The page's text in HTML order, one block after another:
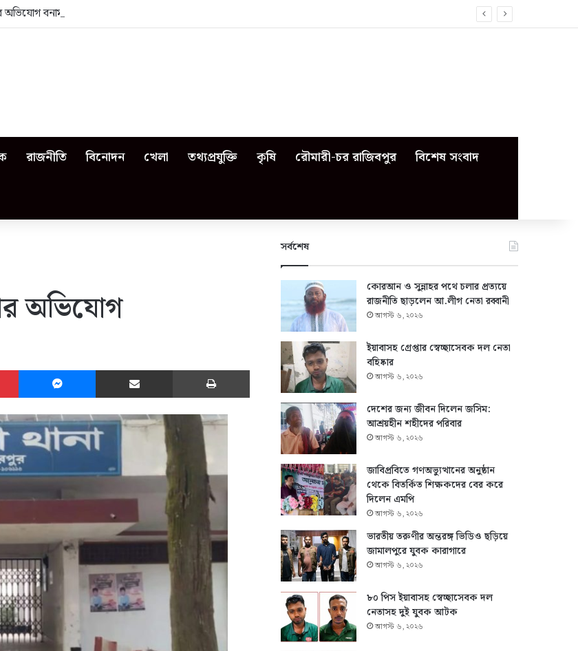
অভিযোগ বনাম ভেজাল দুধের জিডি
রাজনীতি বিনোদন খেলা তথ্যপ্রযুক্তি কৃষি রৌমারী-চর রাজিবপুর বিশেষ সংবাদ
অভিযোগ
Pinterest Messenger Share via Email Print
সর্বশেষ
কোরআন ও সুন্নাহর পথে চলার প্রত্যয়ে
রাজনীতি ছাড়লেন আ.লীগ নেতা রব্বানী
আগস্ট ৬, ২০২৬
ইয়াবাসহ গ্রেপ্তার স্বেচ্ছাসেবক দল নেতা
বহিষ্কার
আগস্ট ৬, ২০২৬
দেশের জন্য জীবন দিলেন জসিম:
আশ্রয়হীন শহীদের পরিবার
আগস্ট ৬, ২০২৬
জাবিপ্রবিতে গণঅভ্যুত্থানের অনুষ্ঠান
থেকে বিতর্কিত শিক্ষকদের বের করে
দিলেন এমপি
আগস্ট ৬, ২০২৬
ভারতীয় তরুণীর অন্তরঙ্গ ভিডিও ছড়িয়ে
জামালপুরে যুবক কারাগারে
আগস্ট ৬, ২০২৬
৮০ পিস ইয়াবাসহ স্বেচ্ছাসেবক দল
নেতাসহ দুই যুবক আটক
আগস্ট ৬, ২০২৬